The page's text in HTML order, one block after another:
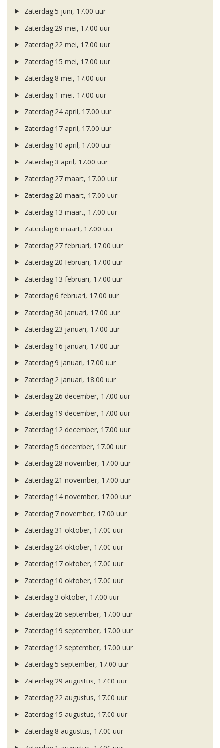
Zaterdag 5 juni, 17.00 uur
Zaterdag 29 mei, 17.00 uur
Zaterdag 22 mei, 17.00 uur
Zaterdag 15 mei, 17.00 uur
Zaterdag 8 mei, 17.00 uur
Zaterdag 1 mei, 17.00 uur
Zaterdag 24 april, 17.00 uur
Zaterdag 17 april, 17.00 uur
Zaterdag 10 april, 17.00 uur
Zaterdag 3 april, 17.00 uur
Zaterdag 27 maart, 17.00 uur
Zaterdag 20 maart, 17.00 uur
Zaterdag 13 maart, 17.00 uur
Zaterdag 6 maart, 17.00 uur
Zaterdag 27 februari, 17.00 uur
Zaterdag 20 februari, 17.00 uur
Zaterdag 13 februari, 17.00 uur
Zaterdag 6 februari, 17.00 uur
Zaterdag 30 januari, 17.00 uur
Zaterdag 23 januari, 17.00 uur
Zaterdag 16 januari, 17.00 uur
Zaterdag 9 januari, 17.00 uur
Zaterdag 2 januari, 18.00 uur
Zaterdag 26 december, 17.00 uur
Zaterdag 19 december, 17.00 uur
Zaterdag 12 december, 17.00 uur
Zaterdag 5 december, 17.00 uur
Zaterdag 28 november, 17.00 uur
Zaterdag 21 november, 17.00 uur
Zaterdag 14 november, 17.00 uur
Zaterdag 7 november, 17.00 uur
Zaterdag 31 oktober, 17.00 uur
Zaterdag 24 oktober, 17.00 uur
Zaterdag 17 oktober, 17.00 uur
Zaterdag 10 oktober, 17.00 uur
Zaterdag 3 oktober, 17.00 uur
Zaterdag 26 september, 17.00 uur
Zaterdag 19 september, 17.00 uur
Zaterdag 12 september, 17.00 uur
Zaterdag 5 september, 17.00 uur
Zaterdag 29 augustus, 17.00 uur
Zaterdag 22 augustus, 17.00 uur
Zaterdag 15 augustus, 17.00 uur
Zaterdag 8 augustus, 17.00 uur